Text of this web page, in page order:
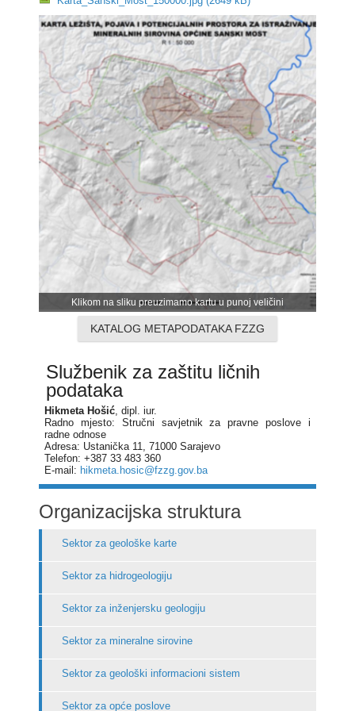
Klikom na sliku preuzimamo kartu u punoj veličini
KATALOG METAPODATAKA FZZG
Službenik za zaštitu ličnih
podataka
Hikmeta Hošić, dipl. iur.
Radno mjesto: Stručni savjetnik za pravne poslove i
radne odnose
Adresa: Ustanička 11, 71000 Sarajevo
Telefon: +387 33 483 360
E-mail: hikmeta.hosic@fzzg.gov.ba
Organizacijska struktura
Sektor za geološke karte
Sektor za hidrogeologiju
Sektor za inženjersku geologiju
Sektor za mineralne sirovine
Sektor za geološki informacioni sistem
Sektor za opće poslove